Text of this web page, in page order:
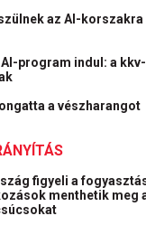
az AI-
program indul: a
a vészharangot
figyeli a
menthetik meg